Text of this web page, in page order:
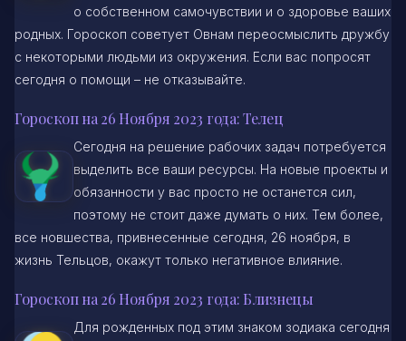
о собственном самочувствии и о здоровье ваших
родных. Гороскоп советует Овнам переосмыслить дружбу
с некоторыми людьми из окружения. Если вас попросят
сегодня о помощи – не отказывайте.
Гороскоп на 26 Ноября 2023 года: Телец
Сегодня на решение рабочих задач потребуется
выделить все ваши ресурсы. На новые проекты и
обязанности у вас просто не останется сил,
поэтому не стоит даже думать о них. Тем более,
все новшества, привнесенные сегодня, 26 ноября, в
жизнь Тельцов, окажут только негативное влияние.
Гороскоп на 26 Ноября 2023 года: Близнецы
Для рожденных под этим знаком зодиака сегодня